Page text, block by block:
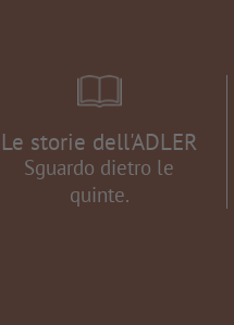
Le storie dell'ADLER
Sguardo dietro le
quinte.